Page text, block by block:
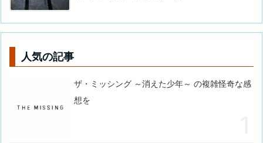
人気の記事
ザ・ミッシング ～消えた少年～ の複雑怪奇な感
想を